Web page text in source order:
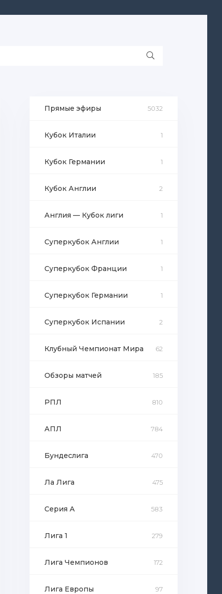
Прямые эфиры 5032
Кубок Италии 1
Кубок Германии 1
Кубок Англии 2
Англия — Кубок лиги 1
Суперкубок Англии 1
Суперкубок Франции 1
Суперкубок Германии 1
Суперкубок Испании 2
Клубный Чемпионат Мира 62
Обзоры матчей 185
РПЛ 810
АПЛ 784
Бундеслига 470
Ла Лига 475
Серия А 583
Лига 1 279
Лига Чемпионов 172
Лига Европы 97